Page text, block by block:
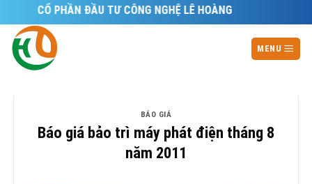
to
content
CỔ PHẦN ĐẦU TƯ CÔNG NGHỆ LÊ HOÀNG
MENU
BÁO GIÁ
Báo giá bảo trì máy phát điện tháng 8
năm 2011